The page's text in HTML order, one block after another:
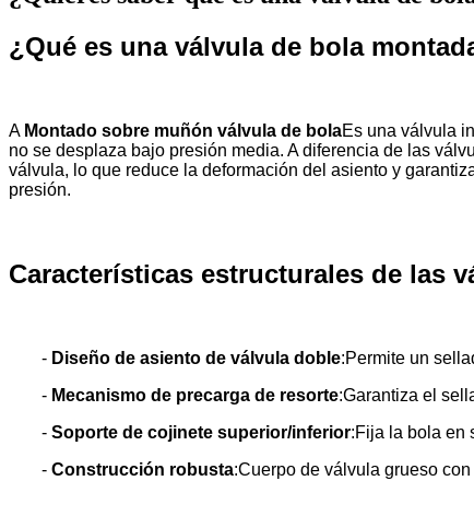
¿Qué es una válvula de bola
A Montado sobre muñón válvula de bolaEs una válvula
no se desplaza bajo presión media. A diferencia de las
válvula, lo que reduce la deformación del asiento y
presión.
Características estructurales de las
- Diseño de asiento de válvula doble:Permite un
- Mecanismo de precarga de resorte:Garantiza el
- Soporte de cojinete superior/inferior:Fija la bola en
- Construcción robusta:Cuerpo de válvula grueso